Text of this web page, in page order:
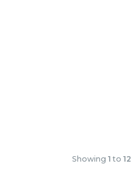
Showing 1 to 12